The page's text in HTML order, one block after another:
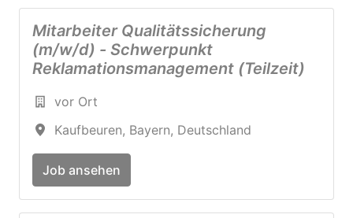
Mitarbeiter Qualitätssicherung
(m/w/d) - Schwerpunkt
Reklamationsmanagement (Teilzeit)
vor Ort
Kaufbeuren, Bayern, Deutschland
Job ansehen